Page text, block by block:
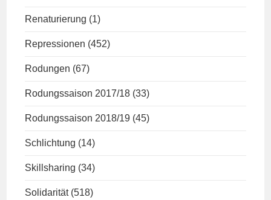
Renaturierung (1)
Repressionen (452)
Rodungen (67)
Rodungssaison 2017/18 (33)
Rodungssaison 2018/19 (45)
Schlichtung (14)
Skillsharing (34)
Solidarität (518)